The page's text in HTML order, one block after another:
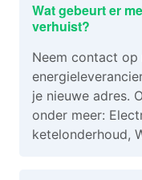
Wat gebeurt er
verhuist?
Neem contact op
je nieuwe adres.
onder meer:
ketelonderhoud,